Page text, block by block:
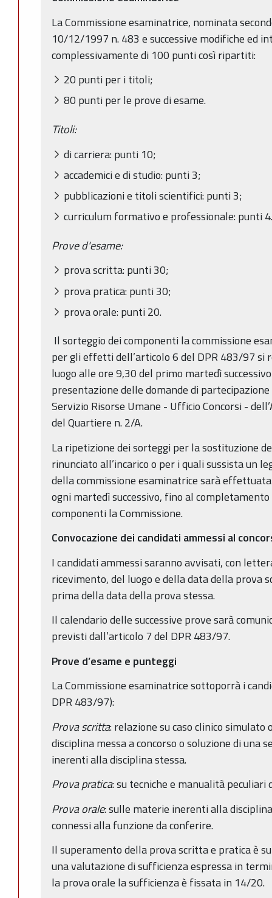
La Commissione esaminatrice, nominata
10/12/1997 n. 483 e successive modifiche ed
complessivamente di 100 punti così ripartiti:
20 punti per i titoli;
80 punti per le prove di esame.
Titoli:
di carriera: punti 10;
accademici e di studio: punti 3;
pubblicazioni e titoli scientifici: punti 3;
curriculum formativo e professionale: punti 4.
Prove d'esame:
prova scritta: punti 30;
prova pratica: punti 30;
prova orale: punti 20.
Il sorteggio dei componenti la commissione
per gli effetti dell’articolo 6 del DPR 483/97 si
luogo alle ore 9,30 del primo martedì
presentazione delle domande di
Servizio Risorse Umane - Ufficio Concorsi -
del Quartiere n. 2/A.
La ripetizione dei sorteggi per la sostituzione
rinunciato all’incarico o per i quali sussista un
della commissione esaminatrice sarà
ogni martedì successivo, fino al
componenti la Commissione.
Convocazione dei candidati ammessi al
I candidati ammessi saranno avvisati, con
ricevimento, del luogo e della data della prova
prima della data della prova stessa.
Il calendario delle successive prove sarà
previsti dall’articolo 7 del DPR 483/97.
Prove d’esame e punteggi
La Commissione esaminatrice sottoporrà i
DPR 483/97):
Prova scritta: relazione su caso clinico
disciplina messa a concorso o soluzione di una
inerenti alla disciplina stessa.
Prova pratica: su tecniche e manualità peculiari
Prova orale: sulle materie inerenti alla
connessi alla funzione da conferire.
Il superamento della prova scritta e pratica è
una valutazione di sufficienza espressa in
la prova orale la sufficienza è fissata in 14/20.